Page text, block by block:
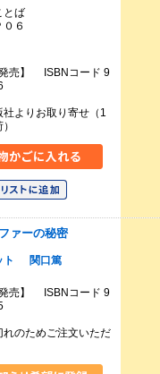
とば
６
発売】 ISBNコード 9
よりお取り寄せ（1
ァーの秘密
ト
関口篤
発売】 ISBNコード 9
れのためご注文いただ